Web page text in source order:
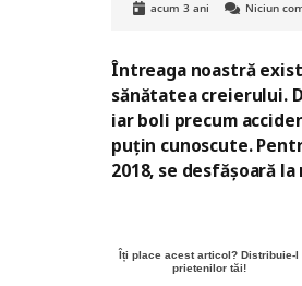
acum 3 ani Niciun
Întreaga noastră
sănătatea creierului.
iar boli precum
puțin cunoscute.
2018, se desfășoară